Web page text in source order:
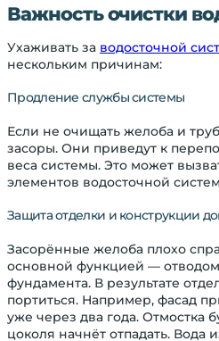
Важность очистки
Ухаживать за водосточной
нескольким причинам:
Продление службы системы
Если не очищать желоба и
засоры. Они приведут к
веса системы. Это может
элементов водосточной
Защита отделки и конструкции
Засорённые желоба плохо
основной функцией —
фундамента. В результате
портиться. Например, фасад
уже через два года. Отмостка
цоколя начнёт отпадать. Вода